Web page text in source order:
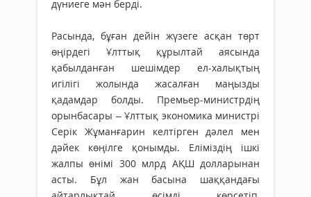
дүниеге мән берді.
Расында, бұған дейін жүзеге асқан төрт
өңірдегі Ұлттық құрылтай аясында
қабылданған шешімдер ел-халықтың
игілігі жолында жасалған маңызды
қадамдар болды. Премьер-министрдің
орын­басары – Ұлттық экономика министрі
Серік Жұманғарин келтірген дәлел мен
дәйек көңілге қонымды. Елі­міздің ішкі
жалпы өнімі 300 млрд АҚШ долларынан
асты. Бұл жан басына шаққандағы